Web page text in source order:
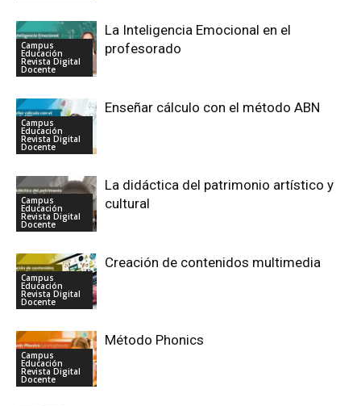
Campus
Educación
Revista Digital
Docente
La Inteligencia Emocional en el
profesorado
Campus
Educación
Revista Digital
Docente
Enseñar cálculo con el método ABN
Campus
Educación
Revista Digital
Docente
La didáctica del patrimonio artístico y
cultural
Campus
Educación
Revista Digital
Docente
Creación de contenidos multimedia
Campus
Educación
Revista Digital
Docente
Método Phonics